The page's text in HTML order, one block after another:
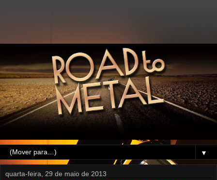
▼
quarta-feira, 29 de maio de 2013